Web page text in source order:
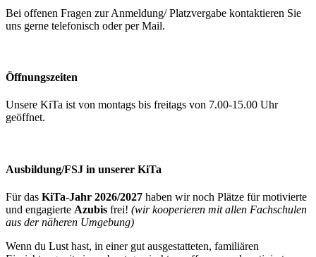
Bei offenen Fragen zur Anmeldung/ Platzvergabe kontaktieren Sie
uns gerne telefonisch oder per Mail.
Öffnungszeiten
Unsere KiTa ist von montags bis freitags von 7.00-15.00 Uhr
geöffnet.
Ausbildung/FSJ in unserer KiTa
Für das KiTa-Jahr 2026/2027 haben wir noch Plätze für motivierte
und engagierte Azubis frei! (wir kooperieren mit allen Fachschulen
aus der näheren Umgebung)
Wenn du Lust hast, in einer gut ausgestatteten, familiären